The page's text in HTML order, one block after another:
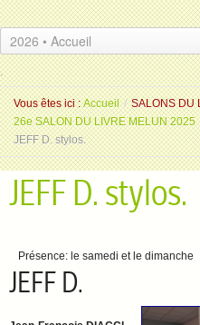
.
.
Vous êtes ici : Accueil / SALONS DU
26e SALON DU LIVRE MELUN 2025
JEFF D. stylos.
JEFF D. stylos.
Présence: le samedi et le dimanche
JEFF D.